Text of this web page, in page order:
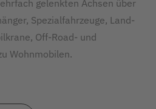
gelenkten Achsen über
Spezialfahrzeuge, Land-
Off-Road- und
Wohnmobilen.